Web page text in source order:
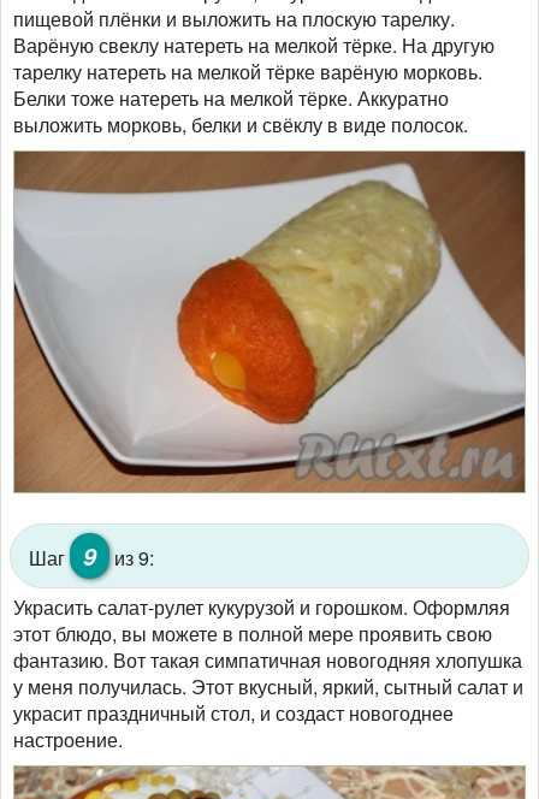
пищевой плёнки и выложить на плоскую тарелку.
Варёную свеклу натереть на мелкой тёрке. На другую
тарелку натереть на мелкой тёрке варёную морковь.
Белки тоже натереть на мелкой тёрке. Аккуратно
выложить морковь, белки и свёклу в виде полосок.
Шаг 9
из 9:
Украсить салат-рулет кукурузой и горошком. Оформляя
этот блюдо, вы можете в полной мере проявить свою
фантазию. Вот такая симпатичная новогодняя хлопушка
у меня получилась. Этот вкусный, яркий, сытный салат и
украсит праздничный стол, и создаст новогоднее
настроение.